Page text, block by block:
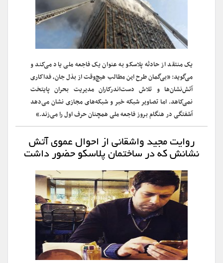
یک منتقد از حادثه‌ پلاسکو به عنوان یک فاجعه‌ ملی یاد می‌کند و
می‌گوید: «بی‌گمان طرح این مطالب هیچ‌وقت از بذل جان، فداکاری
آتش‌نشان‌ها و تلاش دست‌اندرکاران مدیریت بحران پایتخت
نمی‌کاهد. اما تصاویر شبکه خبر و شبکه‌های مجازی نشان می‌دهد
آشفتگی در هنگام بروز فاجعه ملی همچنان حرف اول را می‌زند.»
روایت مجید واشقانی از احوال عموی آتش
نشانش که در ساختمان پلاسکو حضور داشت